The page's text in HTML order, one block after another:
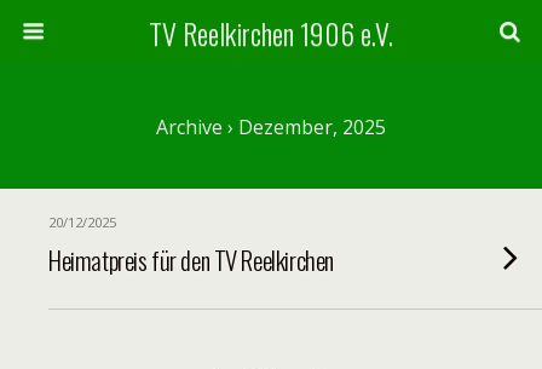
TV Reelkirchen 1906 e.V.
Archive › Dezember, 2025
20/12/2025
Heimatpreis für den TV Reelkirchen